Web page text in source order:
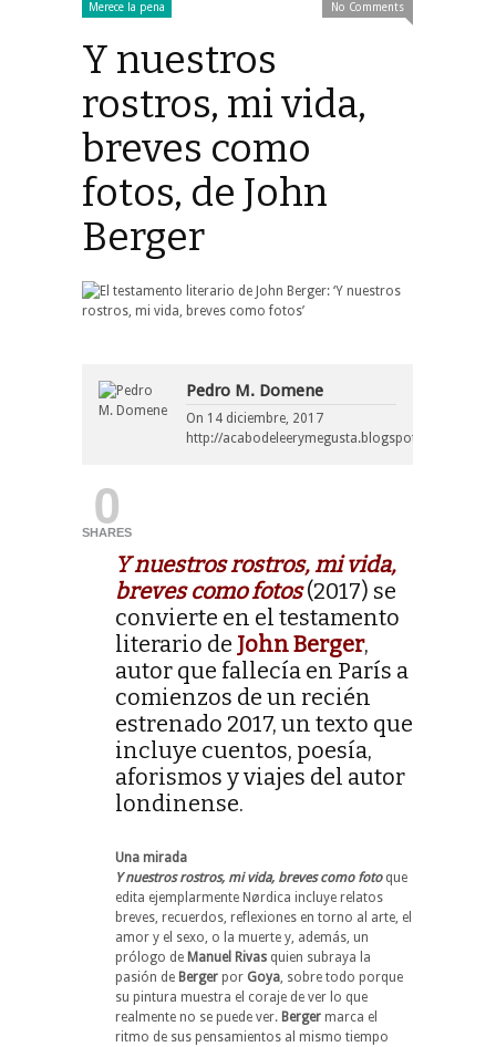
Merece la pena No Comments
Y nuestros
rostros, mi vida,
breves como
fotos, de John
Berger
Pedro M. Domene
On 14 diciembre, 2017
http://acabodeleerymegusta.blogspot.com/
0
SHARES
Y nuestros rostros, mi vida,
breves como fotos(2017) se
convierte en el testamento
literario de John Berger,
autor que fallecía en París a
comienzos de un recién
estrenado 2017, un texto que
incluye cuentos, poesía,
aforismos y viajes del autor
londinense.
Una mirada
Y nuestros rostros, mi vida, breves como fotoque
edita ejemplarmente Nørdica incluye relatos
breves, recuerdos, reflexiones en torno al arte, el
amor y el sexo, o la muerte y, además, un
prólogo de Manuel Rivas quien subraya la
pasión de Berger por Goya , sobre todo porque
su pintura muestra el coraje de ver lo que
realmente no se puede ver. Berger marca el
ritmo de sus pensamientos al mismo tiempo